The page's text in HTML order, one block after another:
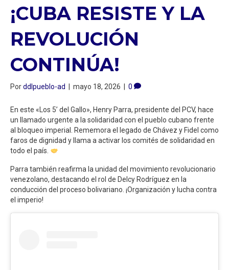
¡CUBA RESISTE Y LA
REVOLUCIÓN
CONTINÚA!
Porddlpueblo-ad mayo 18, 2026 0
En este «Los 5’ del Gallo», Henry Parra, presidente del PCV, hace
un llamado urgente a la solidaridad con el pueblo cubano frente
al bloqueo imperial. Rememora el legado de Chávez y Fidel como
faros de dignidad y llama a activar los comités de solidaridad en
todo el país.
Parra también reafirma la unidad del movimiento revolucionario
venezolano, destacando el rol de Delcy Rodríguez en la
conducción del proceso bolivariano. ¡Organización y lucha contra
el imperio!